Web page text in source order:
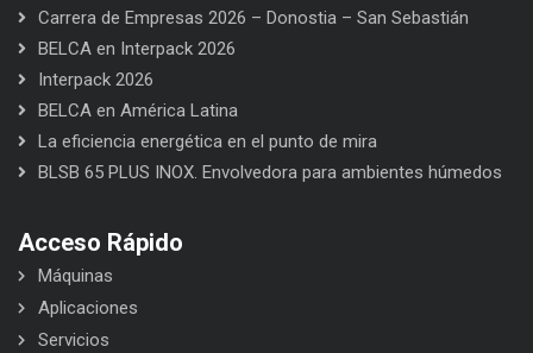
Carrera de Empresas 2026 – Donostia – San Sebastián
BELCA en Interpack 2026
Interpack 2026
BELCA en América Latina
La eficiencia energética en el punto de mira
BLSB 65 PLUS INOX. Envolvedora para ambientes húmedos
Acceso Rápido
Máquinas
Aplicaciones
Servicios